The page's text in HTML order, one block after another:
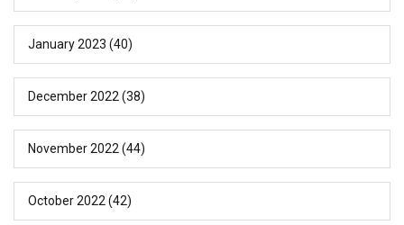
January 2023 (40)
December 2022 (38)
November 2022 (44)
October 2022 (42)